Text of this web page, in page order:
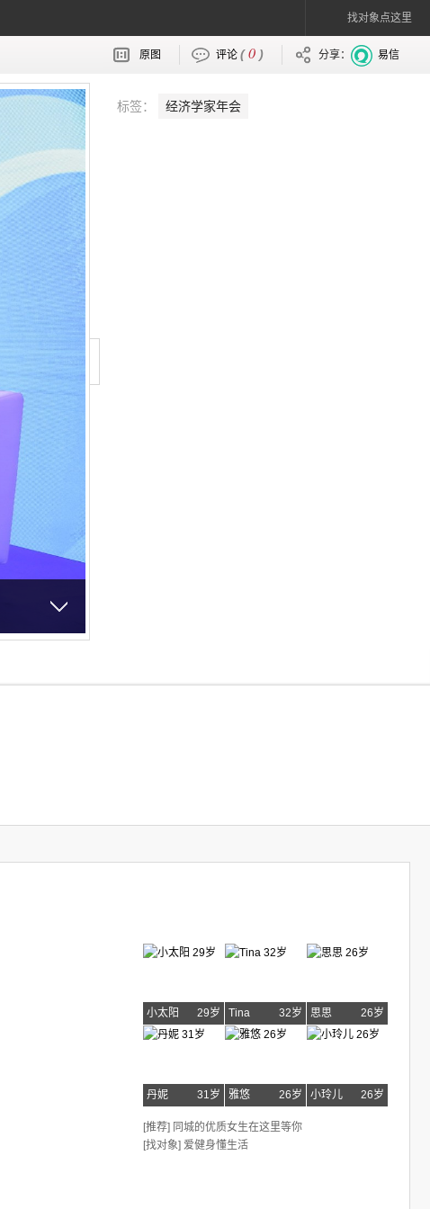
找对象点这里
原图 评论 (0 ) 分享： 易信
标签： 经济学家年会
小太阳 29岁 Tina 32岁 思思 26岁
丹妮 31岁 雅悠 26岁 小玲儿 26岁
[推荐] 同城的优质女生在这里等你
[找对象] 爱健身懂生活